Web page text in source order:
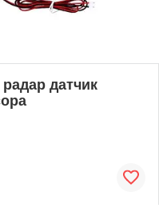
датчик